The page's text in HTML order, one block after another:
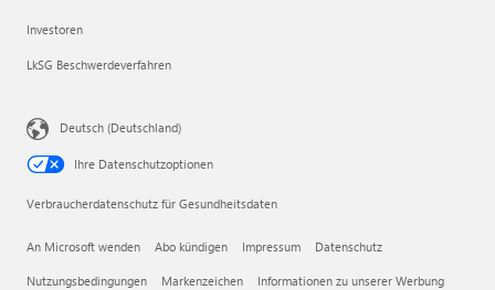
Investoren
LkSG Beschwerdeverfahren
Deutsch (Deutschland)
Ihre Datenschutzoptionen
Verbraucherdatenschutz für Gesundheitsdaten
An Microsoft wenden Abo kündigen Impressum Datenschutz
Nutzungsbedingungen Markenzeichen Informationen zu unserer Werbung